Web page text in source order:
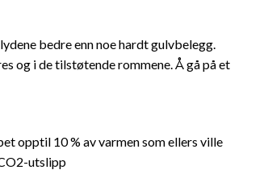
bedre enn noe hardt gulvbelegg.
og i de tilstøtende rommene. Å gå på et
opptil 10 % av varmen som ellers ville
utslipp